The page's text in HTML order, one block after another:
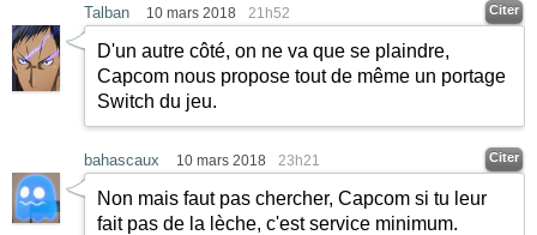
Talban 10 mars 2018 21h52 Citer
D'un autre côté, on ne va que se plaindre,
Capcom nous propose tout de même un portage
Switch du jeu.
bahascaux 10 mars 2018 23h21 Citer
Non mais faut pas chercher, Capcom si tu leur
fait pas de la lèche, c'est service minimum.